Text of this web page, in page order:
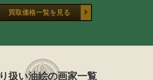
買取価格一覧を見る
扱い油絵の画家一覧